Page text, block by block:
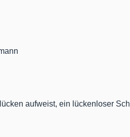
aufweist, ein lückenloser